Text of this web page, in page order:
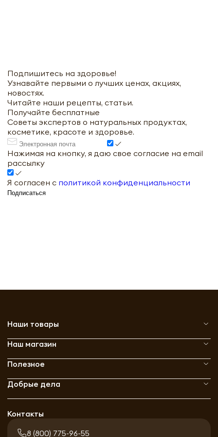
Подпишитесь на здоровье!
Узнавайте первыми о лучших ценах, акциях,
новостях.
Читайте наши рецепты, статьи.
Получайте бесплатные
Советы экспертов о натуральных продуктах,
косметике, красоте и здоровье.
Нажимая на кнопку, я даю свое согласие на email
рассылку
Я согласен с политикой конфиденциальности
Подписаться
Наши товары
Наш магазин
Полезное
Добрые дела
Контакты
8 (800) 775-96-55